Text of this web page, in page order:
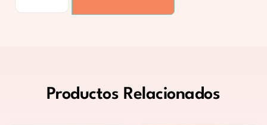
Productos Relacionados